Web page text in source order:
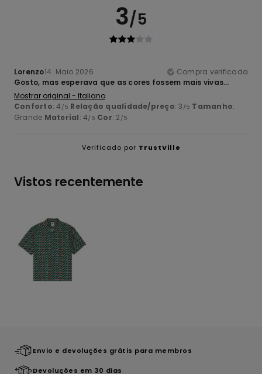
3/5
Lorenzo14. Maio 2026
Compra verificada
Gosto, mas esperava que as cores fossem mais vivas...
Mostrar original - Italiano
Conforto: 4 /5 Relação qualidade/preço: 3 /5 Tamanho:
Grande Material: 4/5 Cor: 2 /5
Verificado por TrustVille
Vistos recentemente
Envio e devoluções grátis para membros
Devoluções em 30 dias